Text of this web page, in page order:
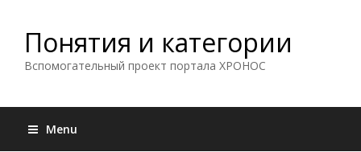
Понятия и категории
Вспомогательный проект портала ХРОНОС
Menu